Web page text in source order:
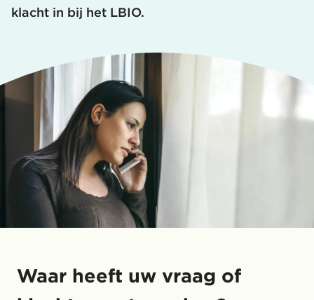
klacht in bij het LBIO.
Waar heeft uw vraag of